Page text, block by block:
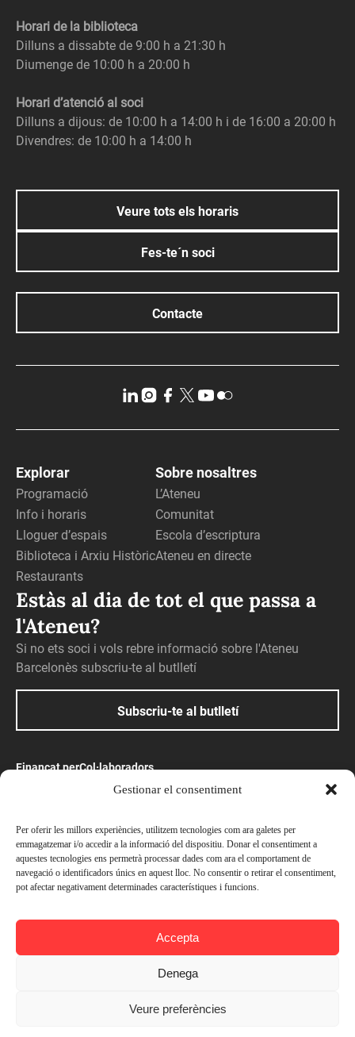
Gestionar el consentiment
Per oferir les millors experiències, utilitzem tecnologies com ara galetes per
emmagatzemar i/o accedir a la informació del dispositiu. Donar el consentiment a
aquestes tecnologies ens permetrà processar dades com ara el comportament de
navegació o identificadors únics en aquest lloc. No consentir o retirar el consentiment,
pot afectar negativament determinades característiques i funcions.
Accepta
Denega
Veure preferències
Horari de la biblioteca
Dilluns a dissabte de 9:00 h a 21:30 h
Diumenge de 10:00 h a 20:00 h
Horari d’atenció al soci
Dilluns a dijous: de 10:00 h a 14:00 h i de 16:00 a 20:00 h
Divendres: de 10:00 h a 14:00 h
Veure tots els horaris
Fes-te´n soci
Contacte
Explorar
Programació
Info i horaris
Lloguer d’espais
Biblioteca i Arxiu Històric
Restaurants
Sobre nosaltres
L’Ateneu
Comunitat
Escola d’escriptura
Ateneu en directe
Estàs al dia de tot el que passa a
l'Ateneu?
Si no ets soci i vols rebre informació sobre l'Ateneu
Barcelonès subscriu-te al butlletí
Subscriu-te al butlletí
Finançat perCol·laboradors
© Ateneu Barcelonès, 2026. Tots els drets reservats
Avís legal